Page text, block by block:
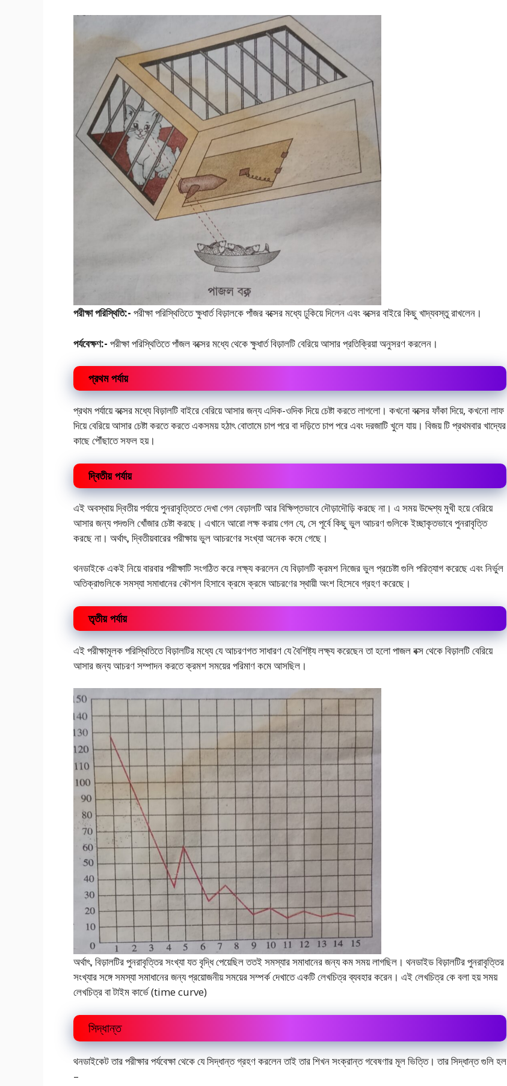
পরীক্ষা পরিস্থিতি:- পরীক্ষা পরিস্থিতিতে ক্ষুধার্ত বিড়ালকে পাঁজর বক্সের মধ্যে ঢুকিয়ে দিলেন এবং বক্সের বাইরে কিছু খাদ্যবস্তু রাখলেন।
পর্যবেক্ষণ:- পরীক্ষা পরিস্থিতিতে পাঁজল বক্সের মধ্যে থেকে ক্ষুধার্ত বিড়ালটি বেরিয়ে আসার প্রতিক্রিয়া অনুসরণ করলেন।
প্রথম পর্যায়
প্রথম পর্যায়ে বক্সের মধ্যে বিড়ালটি বাইরে বেরিয়ে আসার জন্য এদিক-ওদিক দিয়ে চেষ্টা করতে লাগলো। কখনো বক্সের ফাঁকা দিয়ে, কখনো লাফ
দিয়ে বেরিয়ে আসার চেষ্টা করতে করতে একসময় হঠাৎ বোতামে চাপ পরে বা দড়িতে চাপ পরে এবং দরজাটি খুলে যায়। বিজয় টি প্রথমবার খাদ্যের
কাছে পৌঁছাতে সফল হয়।
দ্বিতীয় পর্যায়
এই অবস্থায় দ্বিতীয় পর্যায়ে পুনরাবৃত্তিতে দেখা গেল বেড়ালটি আর বিক্ষিপ্তভাবে দৌড়াদৌড়ি করছে না। এ সময় উদ্দেশ্য মুখী হয়ে বেরিয়ে
আসার জন্য পদগুলি খোঁজার চেষ্টা করছে। এখানে আরো লক্ষ করায় গেল যে, সে পূর্বে কিছু ভুল আচরণ গুলিকে ইচ্ছাকৃতভাবে পুনরাবৃত্তি
করছে না। অর্থাৎ, দ্বিতীয়বারের পরীক্ষায় ভুল আচরণের সংখ্যা অনেক কমে গেছে।
থনডাইকে একই নিয়ে বারবার পরীক্ষাটি সংগঠিত করে লক্ষ্য করলেন যে বিড়ালটি ক্রমশ নিজের ভুল প্রচেষ্টা গুলি পরিত্যাগ করেছে এবং নির্ভুল
অতিক্রাগুলিকে সমস্যা সমাধানের কৌশল হিসাবে ক্রমে ক্রমে আচরণের স্থায়ী অংশ হিসেবে গ্রহণ করেছে।
তৃতীয় পর্যায়
এই পরীক্ষামূলক পরিস্থিতিতে বিড়ালটির মধ্যে যে আচরণগত সাধারণ যে বৈশিষ্ট্য লক্ষ্য করেছেন তা হলো পাজল বক্স থেকে বিড়ালটি বেরিয়ে
আসার জন্য আচরণ সম্পাদন করতে ক্রমশ সময়ের পরিমাণ কমে আসছিল।
অর্থাৎ, বিড়ালটির পুনরাবৃত্তির সংখ্যা যত বৃদ্ধি পেয়েছিল ততই সমস্যার সমাধানের জন্য কম সময় লাগছিল। থনডাইড বিড়ালটির পুনরাবৃত্তির
সংখ্যার সঙ্গে সমস্যা সমাধানের জন্য প্রয়োজনীয় সময়ের সম্পর্ক দেখাতে একটি লেখচিত্র ব্যবহার করেন। এই লেখচিত্র কে বলা হয় সময়
লেখচিত্র বা টাইম কার্ভে (time curve)
সিদ্ধান্ত
থনডাইকেট তার পরীক্ষার পর্যবেক্ষা থেকে যে সিদ্ধান্ত গ্রহণ করলেন তাই তার শিখন সংক্রান্ত গবেষণার মূল ভিত্তি। তার সিদ্ধান্ত গুলি হল
–